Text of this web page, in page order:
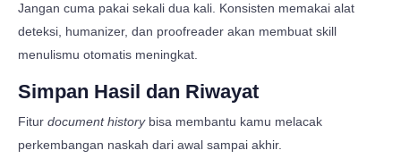
Jangan cuma pakai sekali dua kali. Konsisten memakai alat
deteksi, humanizer, dan proofreader akan membuat skill
menulismu otomatis meningkat.
Simpan Hasil dan Riwayat
Fitur document historybisa membantu kamu melacak
perkembangan naskah dari awal sampai akhir.